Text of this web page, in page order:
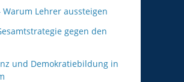
Lehrer aussteigen
gegen den
und Demokratiebildung in